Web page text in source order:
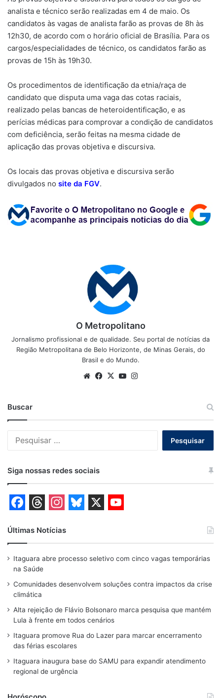
analista e técnico serão realizadas em 4 de maio. Os
candidatos às vagas de analista farão as provas de 8h às
12h30, de acordo com o horário oficial de Brasília. Para os
cargos/especialidades de técnico, os candidatos farão as
provas de 15h às 19h30.
Os procedimentos de identificação da etnia/raça de
candidato que disputa uma vaga das cotas raciais,
realizado pelas bancas de heteroidentificação, e as
perícias médicas para comprovar a condição de candidatos
com deficiência, serão feitas na mesma cidade de
aplicação das provas objetiva e discursiva.
Os locais das provas objetiva e discursiva serão
divulgados no site da FGV.
O Metropolitano
Jornalismo profissional e de qualidade. Seu portal de notícias da
Região Metropolitana de Belo Horizonte, de Minas Gerais, do
Brasil e do Mundo.
WebsiteFacebook
X YouTube
Buscar
Siga nossas redes sociais
a
c
e
b
o
o
k
h
r
e
a
d
s
n
s
t
a
r
a
m
u
e
s
y
u
T
u
e
Últimas Notícias
Itaguara abre processo seletivo com cinco vagas temporárias
na Saúde
Comunidades desenvolvem soluções contra impactos da crise
climática
Alta rejeição de Flávio Bolsonaro marca pesquisa que mantém
Lula à frente em todos cenários
Itaguara promove Rua do Lazer para marcar encerramento
das férias escolares
Itaguara inaugura base do SAMU para expandir atendimento
regional de urgência